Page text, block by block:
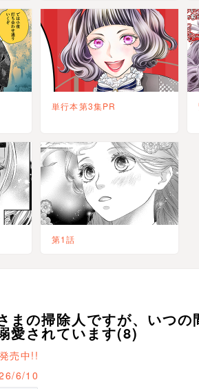
単行本第3集PR
第1話
まの掃除人ですが、いつの
愛されています(8)
売中!!
6/10